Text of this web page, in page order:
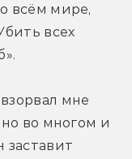
всём мире,
всех
мне
но во многом и
заставит